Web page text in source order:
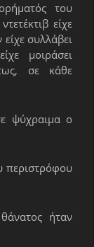
του
είχε
συλλάβει
μοιράσει
σε κάθε
ψύχραιμα ο
περιστρόφου
ήταν